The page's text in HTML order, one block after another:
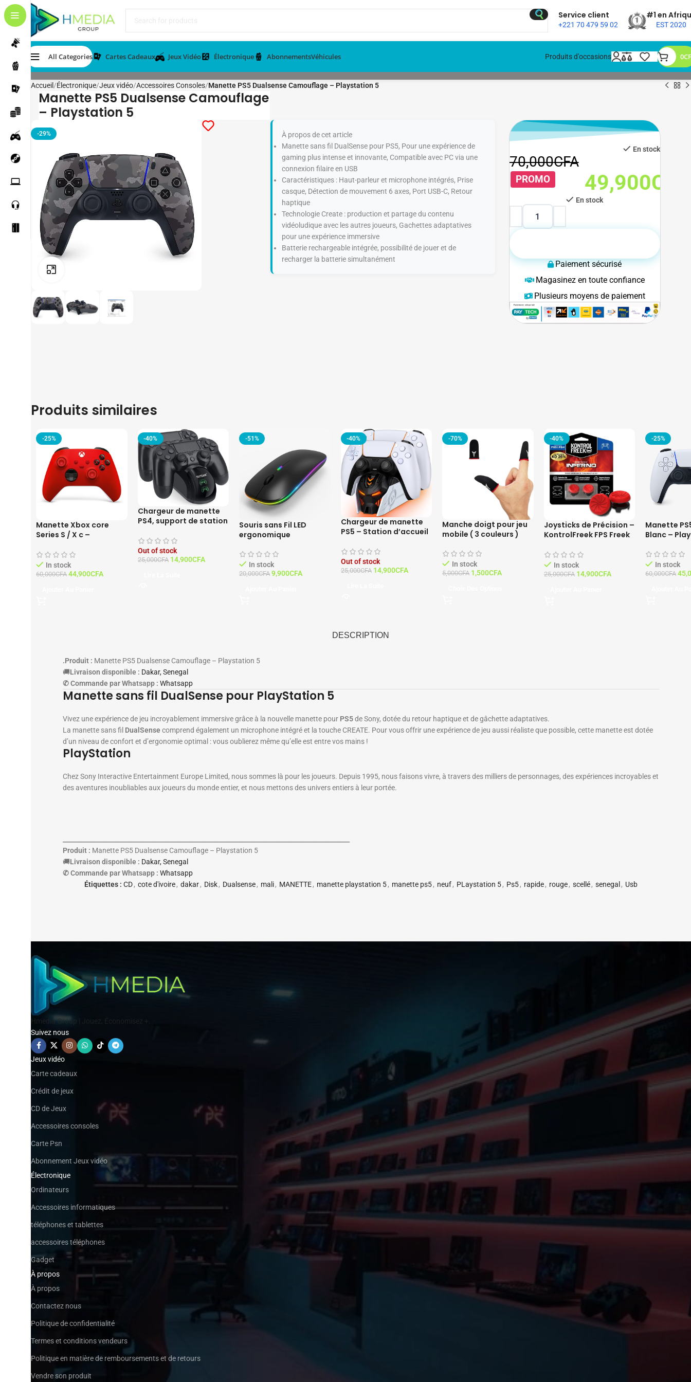
Service client
+221 70 479 59 02
#1 en
EST 2020
All Categories Cartes Cadeaux Jeux Vidéo Électronique AbonnementsVéhicules Produits d'occasions 0
Accueil Électronique Jeux vidéo Accessoires Consoles Manette PS5 Dualsense Camouflage – Playstation 5
Manette PS5 Dualsense Camouflage
– Playstation 5
-29%
À propos de cet article
Manette sans fil DualSense pour PS5, Pour une expérience de
gaming plus intense et innovante, Compatible avec PC via une
connexion filaire en USB
Caractéristiques : Haut-parleur et microphone intégrés, Prise
casque, Détection de mouvement 6 axes, Port USB-C, Retour
haptique
Technologie Create : production et partage du contenu
vidéoludique avec les autres joueurs, Gachettes adaptatives
pour une expérience immersive
Batterie rechargeable intégrée, possibilité de jouer et de
recharger la batterie simultanément
En stock
70,000CFA
PROMO 49,900CFA
En stock
Paiement sécurisé
Magasinez en toute confiance
Plusieurs moyens de paiement
Produits similaires
-25%
Manette Xbox core
Series S / X c –
In stock
60,000CFA 44,900CFA
-40%
Chargeur de manette
PS4, support de station
PS4
Out of stock
25,000CFA 14,900CFA
-51%
Souris sans Fil LED
ergonomique
In stock
20,000CFA 9,900CFA
-40%
Chargeur de manette
PS5 – Station d’accueil
Playstation 5
Out of stock
25,000CFA 14,900CFA
-70%
Manche doigt pour jeu
mobile ( 3 couleurs )
In stock
5,000CFA 1,500CFA
-40%
Joysticks de Précision –
KontrolFreek FPS Freek
PS4 / PS5 – Rouge
In stock
25,000CFA 14,900CFA
-25%
Manette
Blanc –
In stock
60,000CFA
Étiquettes : CD, cote d'ivoire, dakar, Disk, Dualsense, mali, MANETTE, manette playstation 5, manette ps5, neuf, PLaystation 5, Ps5, rapide, rouge, scellé, senegal , Usb
DESCRIPTION
.Produit : Manette PS5 Dualsense Camouflage – Playstation 5
🚚Livraison disponible : Dakar, Senegal
✆ Commande par Whatsapp : Whatsapp
Manette sans fil DualSense pour PlayStation 5
Vivez une expérience de jeu incroyablement immersive grâce à la nouvelle manette pour PS5de Sony, dotée du retour haptique et de gâchette adaptatives.
La manette sans fil DualSense comprend également un microphone intégré et la touche CREATE. Pour vous offrir une expérience de jeu aussi réaliste que possible, cette manette est dotée
d’un niveau de confort et d’ergonomie optimal : vous oublierez même qu’elle est entre vos mains !
PlayStation
Chez Sony Interactive Entertainment Europe Limited, nous sommes là pour les joueurs. Depuis 1995, nous faisons vivre, à travers des milliers de personnages, des expériences incroyables et
des aventures inoubliables aux joueurs du monde entier, et nous mettons des univers entiers à leur portée.
Produit : Manette PS5 Dualsense Camouflage – Playstation 5
🚚Livraison disponible : Dakar, Senegal
✆ Commande par Whatsapp : Whatsapp
Hmedia Group | Jouez, Économisez +.
Suivez nous
Jeux vidéo
Carte cadeaux
Crédit de jeux
CD de Jeux
Accessoires consoles
Carte Psn
Abonnement Jeux vidéo
Électronique
Ordinateurs
Accessoires informatiques
téléphones et tablettes
accessoires téléphones
Gadget
À propos
À propos
Contactez nous
Politique de confidentialité
Termes et conditions vendeurs
Politique en matière de remboursements et de retours
Vendre son produit